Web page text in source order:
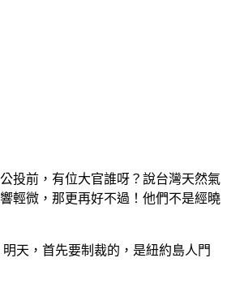
投前，有位大官誰呀？說台灣天然氣
輕微，那更再好不過！他們不是經曉
天，首先要制裁的，是紐約島人門